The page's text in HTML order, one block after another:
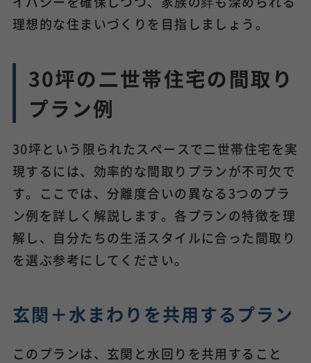
理想的な住まいづくりを目指しましょう。
30坪の二世帯住宅の間取り
プラン例
30坪という限られたスペースで二世帯住宅を実
現するには、効率的な間取りプランが不可欠で
す。ここでは、分離度合いの異なる3つのプラ
ン例を詳しく解説します。各プランの特徴を理
解し、自分たちの生活スタイルに合った間取り
を選ぶ参考にしてください。
玄関＋水まわりを共用するプラン
このプランは、玄関と水回りを共用すること